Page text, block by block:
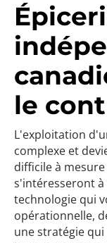
le
L'exploitation
complexe et
difficile à
s'intéresseront
technologie qui
opérationnelle,
une stratégie